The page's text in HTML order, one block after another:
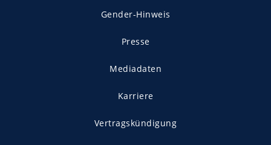
Gender-Hinweis
Presse
Mediadaten
Karriere
Vertragskündigung